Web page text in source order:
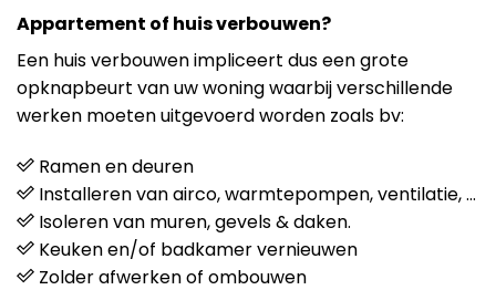
Appartement of huis verbouwen?
Een huis verbouwen impliceert dus een grote
opknapbeurt van uw woning waarbij verschillende
werken moeten uitgevoerd worden zoals bv:
Ramen en deuren
Installeren van airco, warmtepompen, ventilatie, …
Isoleren van muren, gevels & daken.
Keuken en/of badkamer vernieuwen
Zolder afwerken of ombouwen